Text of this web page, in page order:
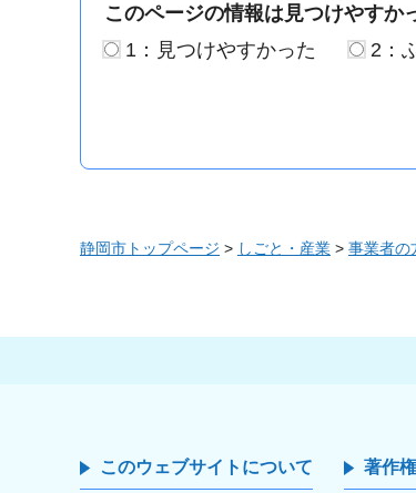
このページの情報は見つけやすか
1：見つけやすかった
2：
静岡市トップページ > しごと・産業 > 事業者の
このウェブサイトについて 著作